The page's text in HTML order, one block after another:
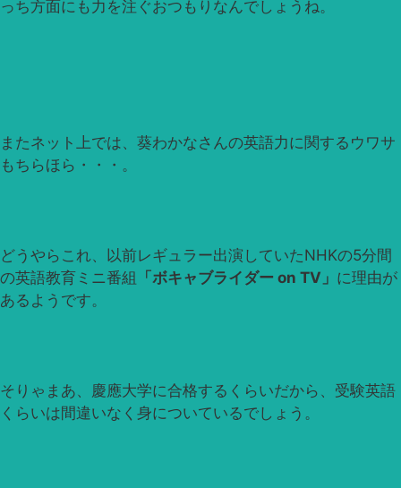
っち方面にも力を注ぐおつもりなんでしょうね。
またネット上では、葵わかなさんの英語力に関するウワサ
もちらほら・・・。
どうやらこれ、以前レギュラー出演していたNHKの5分間
の英語教育ミニ番組 「ボキャブライダー on TV」 に理由が
あるようです。
そりゃまあ、慶應大学に合格するくらいだから、受験英語
くらいは間違いなく身についているでしょう。